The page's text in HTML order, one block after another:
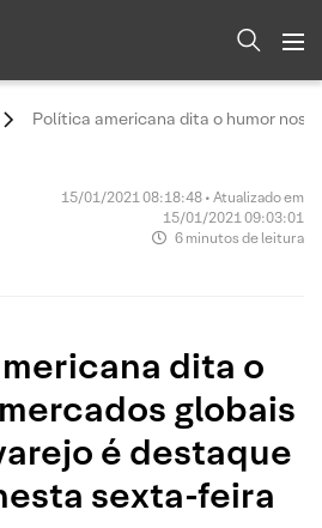
Política americana dita o humor nos
15/01/2021 08:18:48 • Atualizado em
15/01/2021 09:03:01
6 minutos de leitura
dita o
globais
é destaque
sexta-feira